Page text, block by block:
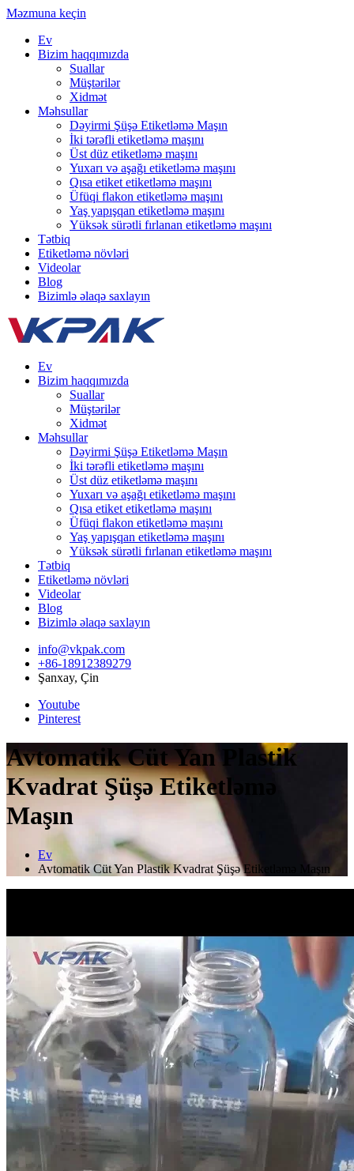
Məzmuna keçin
Ev
Bizim haqqımızda
Suallar
Müştərilər
Xidmət
Məhsullar
Dəyirmi Şüşə Etiketləmə Maşın
İki tərəfli etiketləmə maşını
Üst düz etiketləmə maşını
Yuxarı və aşağı etiketləmə maşını
Qısa etiket etiketləmə maşını
Üfüqi flakon etiketləmə maşını
Yaş yapışqan etiketləmə maşını
Yüksək sürətli fırlanan etiketləmə maşını
Tətbiq
Etiketləmə növləri
Videolar
Blog
Bizimlə əlaqə saxlayın
Ev
Bizim haqqımızda
Suallar
Müştərilər
Xidmət
Məhsullar
Dəyirmi Şüşə Etiketləmə Maşın
İki tərəfli etiketləmə maşını
Üst düz etiketləmə maşını
Yuxarı və aşağı etiketləmə maşını
Qısa etiket etiketləmə maşını
Üfüqi flakon etiketləmə maşını
Yaş yapışqan etiketləmə maşını
Yüksək sürətli fırlanan etiketləmə maşını
Tətbiq
Etiketləmə növləri
Videolar
Blog
Bizimlə əlaqə saxlayın
info@vkpak.com
+86-18912389279
Şanxay, Çin
Youtube
Pinterest
Avtomatik Cüt Yan Plastik
Kvadrat Şüşə Etiketləmə
Maşın
Ev
Avtomatik Cüt Yan Plastik Kvadrat Şüşə Etiketləmə Maşın